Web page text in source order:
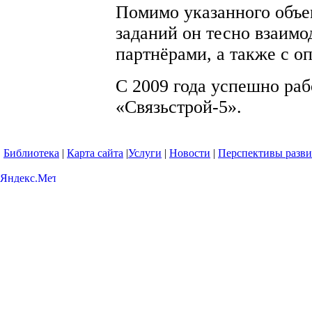
Помимо указанного
заданий он тесно
партнёрами, а также с
С 2009 года успешно
«Связьстрой-5».
Библиотека | Карта сайта |Услуги | Новости | Перспективы